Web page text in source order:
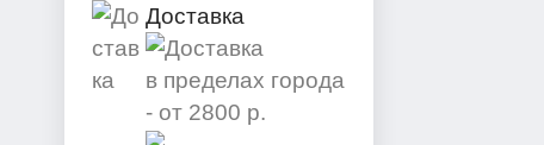
Доставка
в пределах города
- от 2800 р.